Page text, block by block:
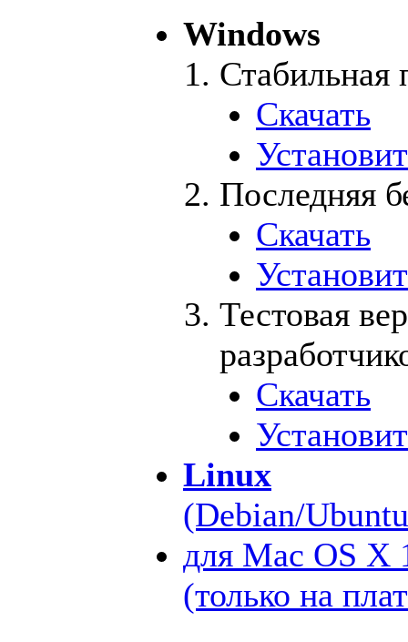
Windows
Стабильная
Скачать
Последняя
Скачать
Тестовая
Скачать
Linux
(Debian/
для Mac OS
(только на